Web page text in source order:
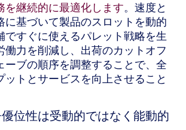
を継続的に最適化します。速度と
に基づいて製品のスロットを動的
ですぐに使えるパレット戦略を生
働力を削減し、出荷のカットオフ
ーブの順序を調整することで、全
ットとサービスを向上させること
位性は受動的ではなく能動的